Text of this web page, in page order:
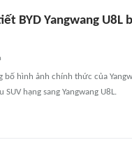
BYD Yangwang
bố hình ảnh chính thức của
hạng sang Yangwang U8L.